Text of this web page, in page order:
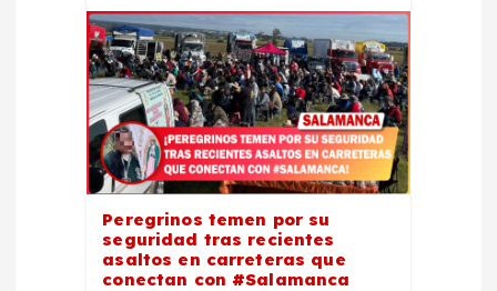
Peregrinos temen por su
seguridad tras recientes
asaltos en carreteras que
conectan con #Salamanca